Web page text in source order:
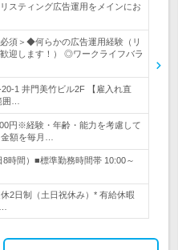
スティング広告運用をメインにお
須＞◆何らかの広告運用経験（リ
迎します！） ◎ワークライフバラ
1 井門美竹ビル2F 【雇入れ直
囲…
円※経験・年齢・能力を考慮して
額を毎月…
時間）■標準勤務時間帯 10:00～
2日制（土日祝休み）* 有給休暇